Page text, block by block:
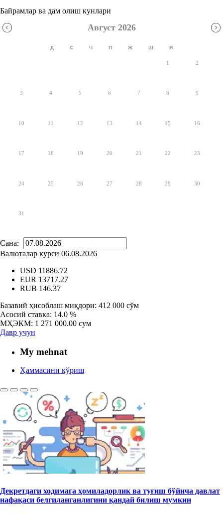
Байрамлар ва дам олиш кунлари
Август 2026
Д С Ч П Ж Ш Я
1 2
3 4 5 6 7 8 9
10 11 12 13 14 15 16
17 18 19 20 21 22 23
24 25 26 27 28 29 30
31
Сана:
Валюталар курси 06.08.2026
USD 11886.72
EUR 13717.27
RUB 146.37
Базавий ҳисоблаш миқдори: 412 000 сўм
Асосий ставка: 14.0 %
МҲЭКМ: 1 271 000.00 сум
Давр учун
My mehnat
Ҳаммасини кўриш
Декретдаги ходимага ҳомиладорлик ва туғиш бўйича давлат
нафақаси белгиланганлигини қандай билиш мумкин